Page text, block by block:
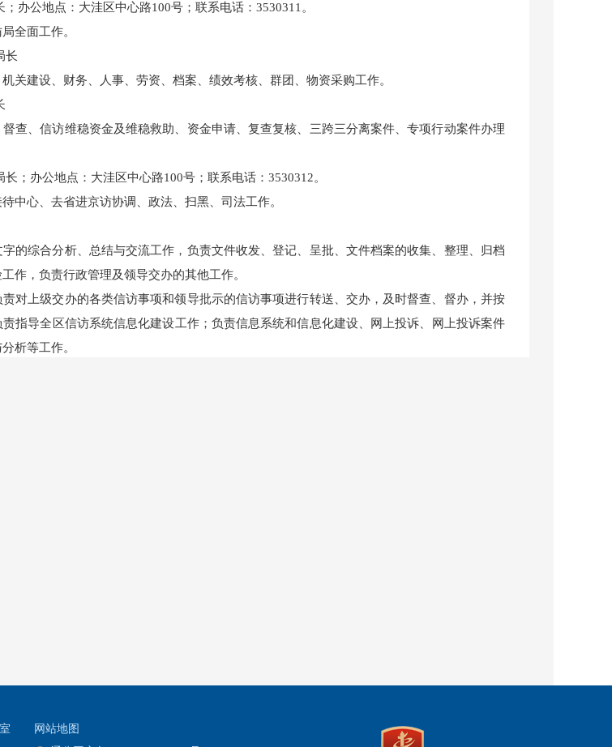
办公地点：大洼区中心路100号；联系电话：3530311。
全面工作。
长
关建设、财务、人事、劳资、档案、绩效考核、群团、物资采购工作。
查、信访维稳资金及维稳救助、资金申请、复查复核、三跨三分离案件、专项行动案件办理
；办公地点：大洼区中心路100号；联系电话：3530312。
中心、去省进京访协调、政法、扫黑、司法工作。
字的综合分析、总结与交流工作，负责文件收发、登记、呈批、文件档案的收集、整理、归档
作，负责行政管理及领导交办的其他工作。
责对上级交办的各类信访事项和领导批示的信访事项进行转送、交办，及时督查、督办，并按
指导全区信访系统信息化建设工作；负责信息系统和信息化建设、网上投诉、网上投诉案件
析等工作。
网站地图